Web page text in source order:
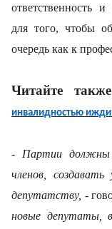
ответственность
для того, чтобы
очередь как к
Читайте также
инвалидностью
- Партии должны
членов,
депутатству, -
новые депутаты,